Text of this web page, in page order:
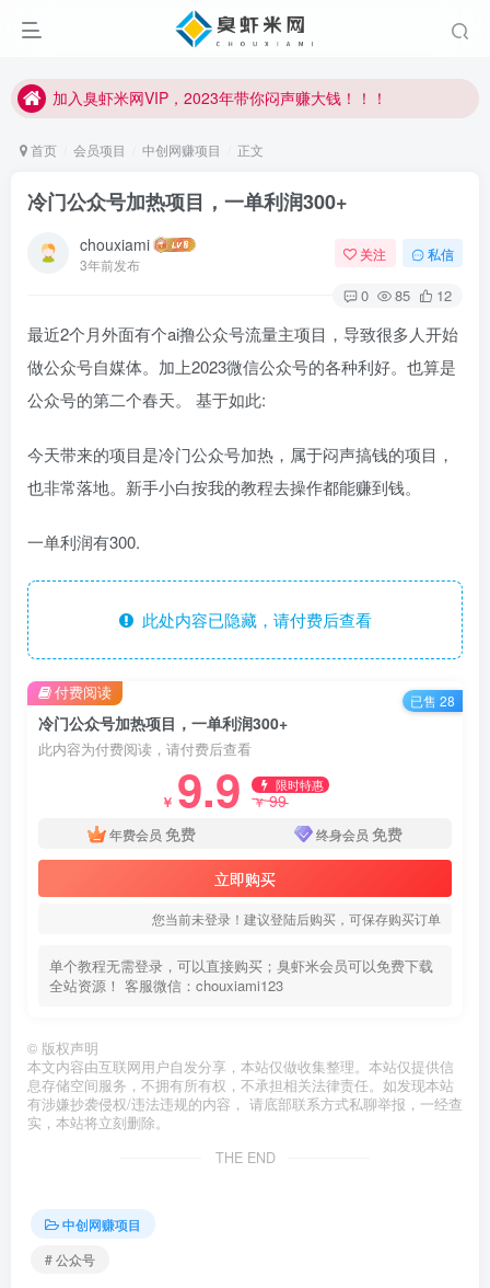
加入臭虾米网VIP，2023年带你闷声赚大钱！！！
加入臭虾米网VIP，2023年带你闷声赚大钱！！！
首页 会员项目 中创网赚项目 正文
冷门公众号加热项目，一单利润300+
chouxiami
3年前发布
关注 私信
0 85 12
最近2个月外面有个ai撸公众号流量主项目，导致很多人开始
做公众号自媒体。加上2023微信公众号的各种利好。也算是
公众号的第二个春天。 基于如此:
今天带来的项目是冷门公众号加热，属于闷声搞钱的项目，
也非常落地。新手小白按我的教程去操作都能赚到钱。
一单利润有300.
此处内容已隐藏，请付费后查看
冷门公众号加热项目，一单利润300+
此内容为付费阅读，请付费后查看
￥ 9.9 限时特惠
￥99
年费会员 免费 终身会员 免费
立即购买
您当前未登录！建议登陆后购买，可保存购买订单
单个教程无需登录，可以直接购买；臭虾米会员可以免费下载
全站资源！ 客服微信：chouxiami123
付费阅读 已售 28
© 版权声明
本文内容由互联网用户自发分享，本站仅做收集整理。本站仅提供信
息存储空间服务，不拥有所有权，不承担相关法律责任。如发现本站
有涉嫌抄袭侵权/违法违规的内容， 请底部联系方式私聊举报，一经查
实，本站将立刻删除。
THE END
中创网赚项目
# 公众号